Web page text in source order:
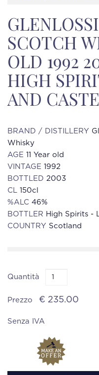
SCOTCH
OLD 1992
HIGH
AND
BRAND / DISTILLERY
Whisky
AGE 11 Year old
VINTAGE 1992
BOTTLED 2003
CL 150cl
%ALC 46%
BOTTLER High Spirits -
COUNTRY Scotland
Quantità
Prezzo € 235.00
Senza IVA